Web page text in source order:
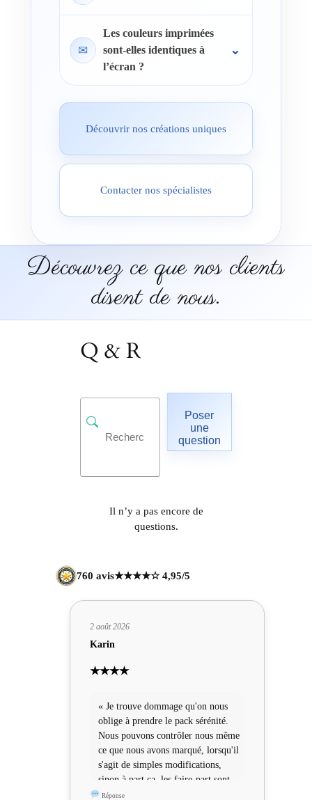
✉
Les couleurs imprimées
sont-elles identiques à
l’écran ?
Découvrir nos créations uniques
Contacter nos spécialistes
Découvrez ce que nos clients
disent de nous.
Q & R
Poser
une
question
Il n’y a pas encore de
questions.
760 avis★★★★☆ 4,95/5
2 août 2026
Karin
★★★★
« Je trouve dommage qu'on nous
oblige à prendre le pack sérénité.
Nous pouvons contrôler nous même
ce que nous avons marqué, lorsqu'il
s'agit de simples modifications,
sinon à part ça, les faire-part sont
sympas »
Réponse